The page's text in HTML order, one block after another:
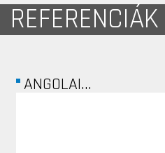
REFERENCIÁK
ANGOLAI...